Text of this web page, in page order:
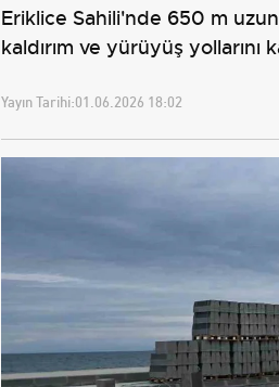
Eriklice Sahili'nde 650 m
kaldırım ve yürüyüş yollarını
Yayın Tarihi:01.06.2026 18:02